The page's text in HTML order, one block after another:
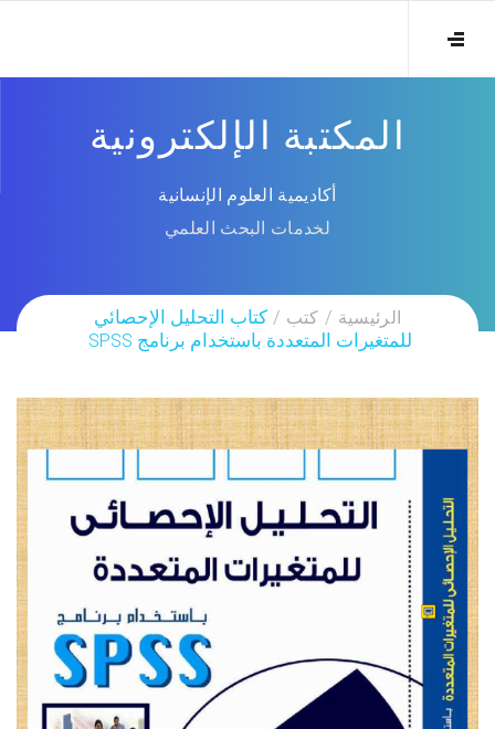
المكتبة الإلكترونية
أكاديمية العلوم الإنسانية
لخدمات البحث العلمي
الرئيسية كتب
كتاب التحليل الإحصائي
للمتغيرات المتعددة باستخدام برنامج SPSS